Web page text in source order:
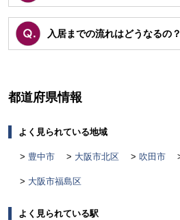
入居までの流れはどうなるの？
都道府県情報
よく見られている地域
豊中市 大阪市北区 吹田市
大阪市福島区
よく見られている駅